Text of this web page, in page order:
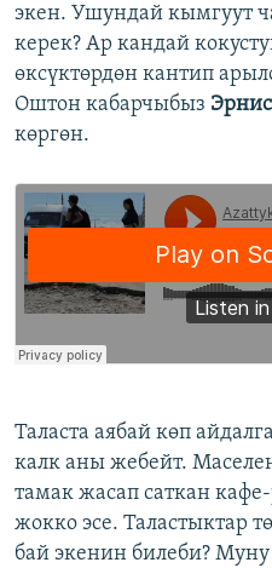
экен. Ушундай кымгуут
керек? Ар кандай
өксүктөрдөн кантип
Оштон кабарчыбыз
көргөн.
Таласта аябай көп
калк аны жебейт.
тамак жасап саткан
жокко эсе. Таластыктар
бай экенин билеби?